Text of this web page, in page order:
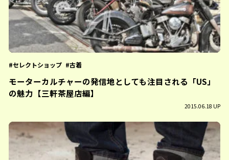
セレクトショップ 古着
モーターカルチャーの発信地としても注目される「US」
の魅力【三軒茶屋店編】
2015.06.18 UP